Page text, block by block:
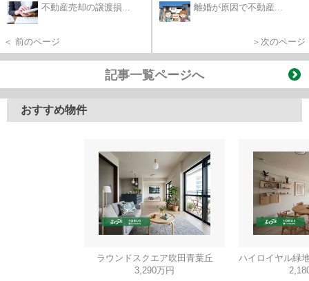
不動産売却の譲渡損...
＜ 前のページ
離婚が原因で不動産...
＞次のページ
記事一覧ページへ
おすすめ物件
ラウンドスクエア吹田青葉丘
3,290万円
ハイロイヤル緑